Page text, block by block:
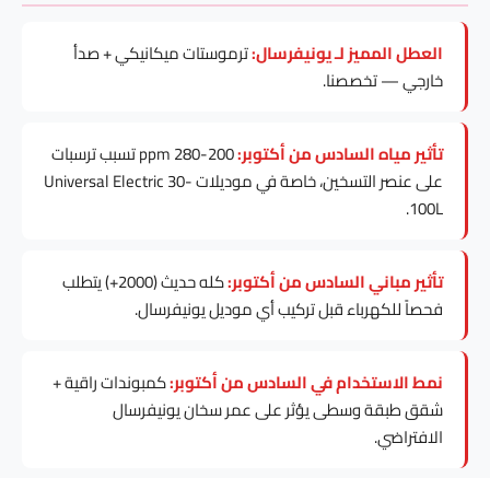
العطل المميز لـ يونيفرسال:ترموستات ميكانيكي + صدأ
خارجي — تخصصنا.
تأثير مياه السادس من أكتوبر:
200-280 ppm تسبب ترسبات
على عنصر التسخين، خاصة في موديلات Universal Electric 30-
100L.
تأثير مباني السادس من أكتوبر:
كله حديث (2000+) يتطلب
فحصاً للكهرباء قبل تركيب أي موديل يونيفرسال.
نمط الاستخدام في السادس من أكتوبر:كمبوندات راقية +
شقق طبقة وسطى يؤثر على عمر سخان يونيفرسال
الافتراضي.